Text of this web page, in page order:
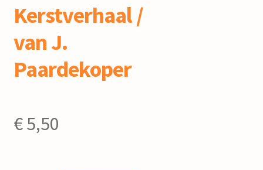
Kerstverhaal /
van J.
Paardekoper
€5,50